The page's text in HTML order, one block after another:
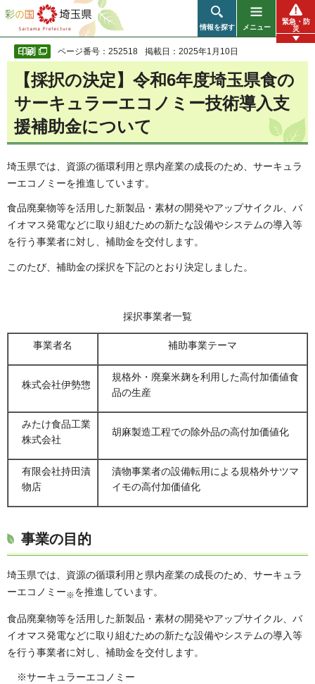
彩の国 埼玉県
情報を探す メニュー
緊急・防
災
ページ番号：252518 掲載日：2025年1月10日
【採択の決定】令和6年度埼玉県食の
サーキュラーエコノミー技術導入支
援補助金について
埼玉県では、資源の循環利用と県内産業の成長のため、サーキュラ
ーエコノミーを推進しています。
食品廃棄物等を活用した新製品・素材の開発やアップサイクル、バ
イオマス発電などに取り組むための新たな設備やシステムの導入等
を行う事業者に対し、補助金を交付します。
このたび、補助金の採択を下記のとおり決定しました。
採択事業者一覧
事業者名 補助事業テーマ
株式会社伊勢惣
規格外・廃棄米麹を利用した高付加価値食
品の生産
みたけ食品工業
株式会社
胡麻製造工程での除外品の高付加価値化
有限会社持田漬
物店
漬物事業者の設備転用による規格外サツマ
イモの高付加価値化
事業の目的
埼玉県では、資源の循環利用と県内産業の成長のため、サーキュラ
ーエコノミー※を推進しています。
食品廃棄物等を活用した新製品・素材の開発やアップサイクル、バ
イオマス発電などに取り組むための新たな設備やシステムの導入等
を行う事業者に対し、補助金を交付します。
※サーキュラーエコノミー